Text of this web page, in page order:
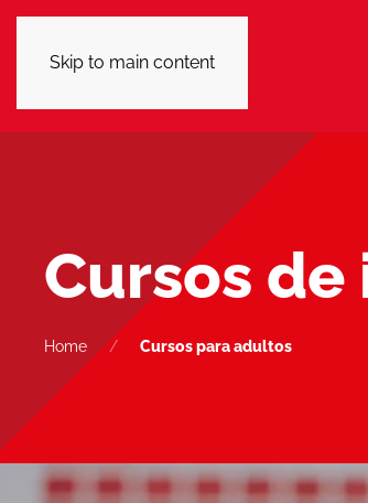
Skip to main content
Cursos
Home Cursos para adultos